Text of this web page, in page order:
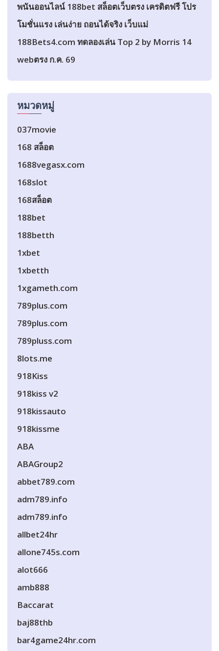
พนันออนไลน์ 188bet สล็อตเว็บตรง เครดิตฟรี โปร
โมชั่นแรง เล่นง่าย ถอนได้จริง เว็บแม่
188Bets4.com ทดลองเล่น Top 2 by Morris 14
webตรง ก.ค. 69
หมวดหมู่
037movie
168 สล็อต
1688vegasx.com
168slot
168สล็อต
188bet
188betth
1xbet
1xbetth
1xgameth.com
789plus.com
789plus.com
789pluss.com
8lots.me
918Kiss
918kiss v2
918kissauto
918kissme
ABA
ABAGroup2
abbet789.com
adm789.info
adm789.info
allbet24hr
allone745s.com
alot666
amb888
Baccarat
baj88thb
bar4game24hr.com